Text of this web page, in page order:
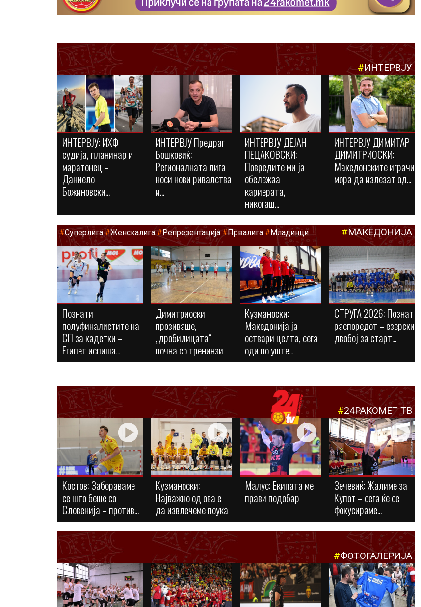
#ИНТЕРВЈУ
ИНТЕРВЈУ: ИХФ
судија, планинар и
маратонец –
Даниело
Божиновски...
ИНТЕРВЈУ Предраг
Бошковиќ:
Регионалната лига
носи нови ривалства
и...
ИНТЕРВЈУ ДЕЈАН
ПЕЦАКОВСКИ:
Повредите ми ја
обележаа
кариерата,
никогаш...
ИНТЕРВЈУ ДИМИТАР
ДИМИТРИОСКИ:
Македонските играчи
мора да излезат од...
#Суперлига #Женскалига#Репрезентација #Првалига #Младинци #МАКЕДОНИЈА
Познати
полуфиналистите на
СП за кадетки –
Египет испиша...
Димитриоски
прозиваше,
„дробилицата“
почна со тренинзи
Кузманоски:
Македонија ја
оствари целта, сега
оди по уште...
СТРУГА 2026: Познат
распоредот – езерски
двобој за старт...
#24РАКОМЕТ ТВ
Костов: Забораваме
се што беше со
Словенија – против...
Кузманоски:
Најважно од ова е
да извлечеме поука
Малус: Eкипата ме
прави подобар
Зечевиќ: Жалиме за
Купот – сега ќе се
фокусираме...
#ФОТОГАЛЕРИЈА